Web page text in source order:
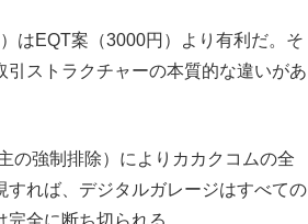
はEQT案（3000円）より有利だ。そ
ストラクチャーの本質的な違いがあ
の強制排除）によりカカクコムの全
れば、デジタルガレージはすべての